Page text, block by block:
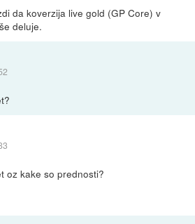
da koverzija live gold (GP Core) v
deluje.
oz kake so prednosti?